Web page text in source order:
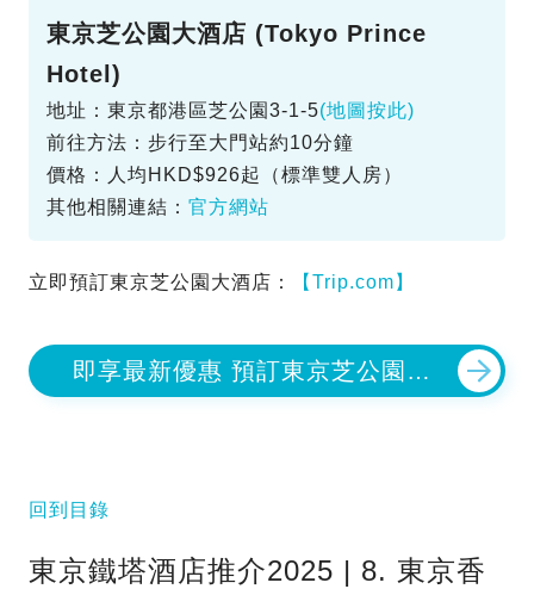
東京芝公園大酒店 (Tokyo Prince
Hotel)
地址：東京都港區芝公園3-1-5(地圖按此)
前往方法：步行至大門站約10分鐘
價格：人均HKD$926起（標準雙人房）
其他相關連結： 官方網站
立即預訂東京芝公園大酒店： 【Trip.com】
即享最新優惠 預訂東京芝公園大
酒店
回到目錄
東京鐵塔酒店推介2025 | 8. 東京香